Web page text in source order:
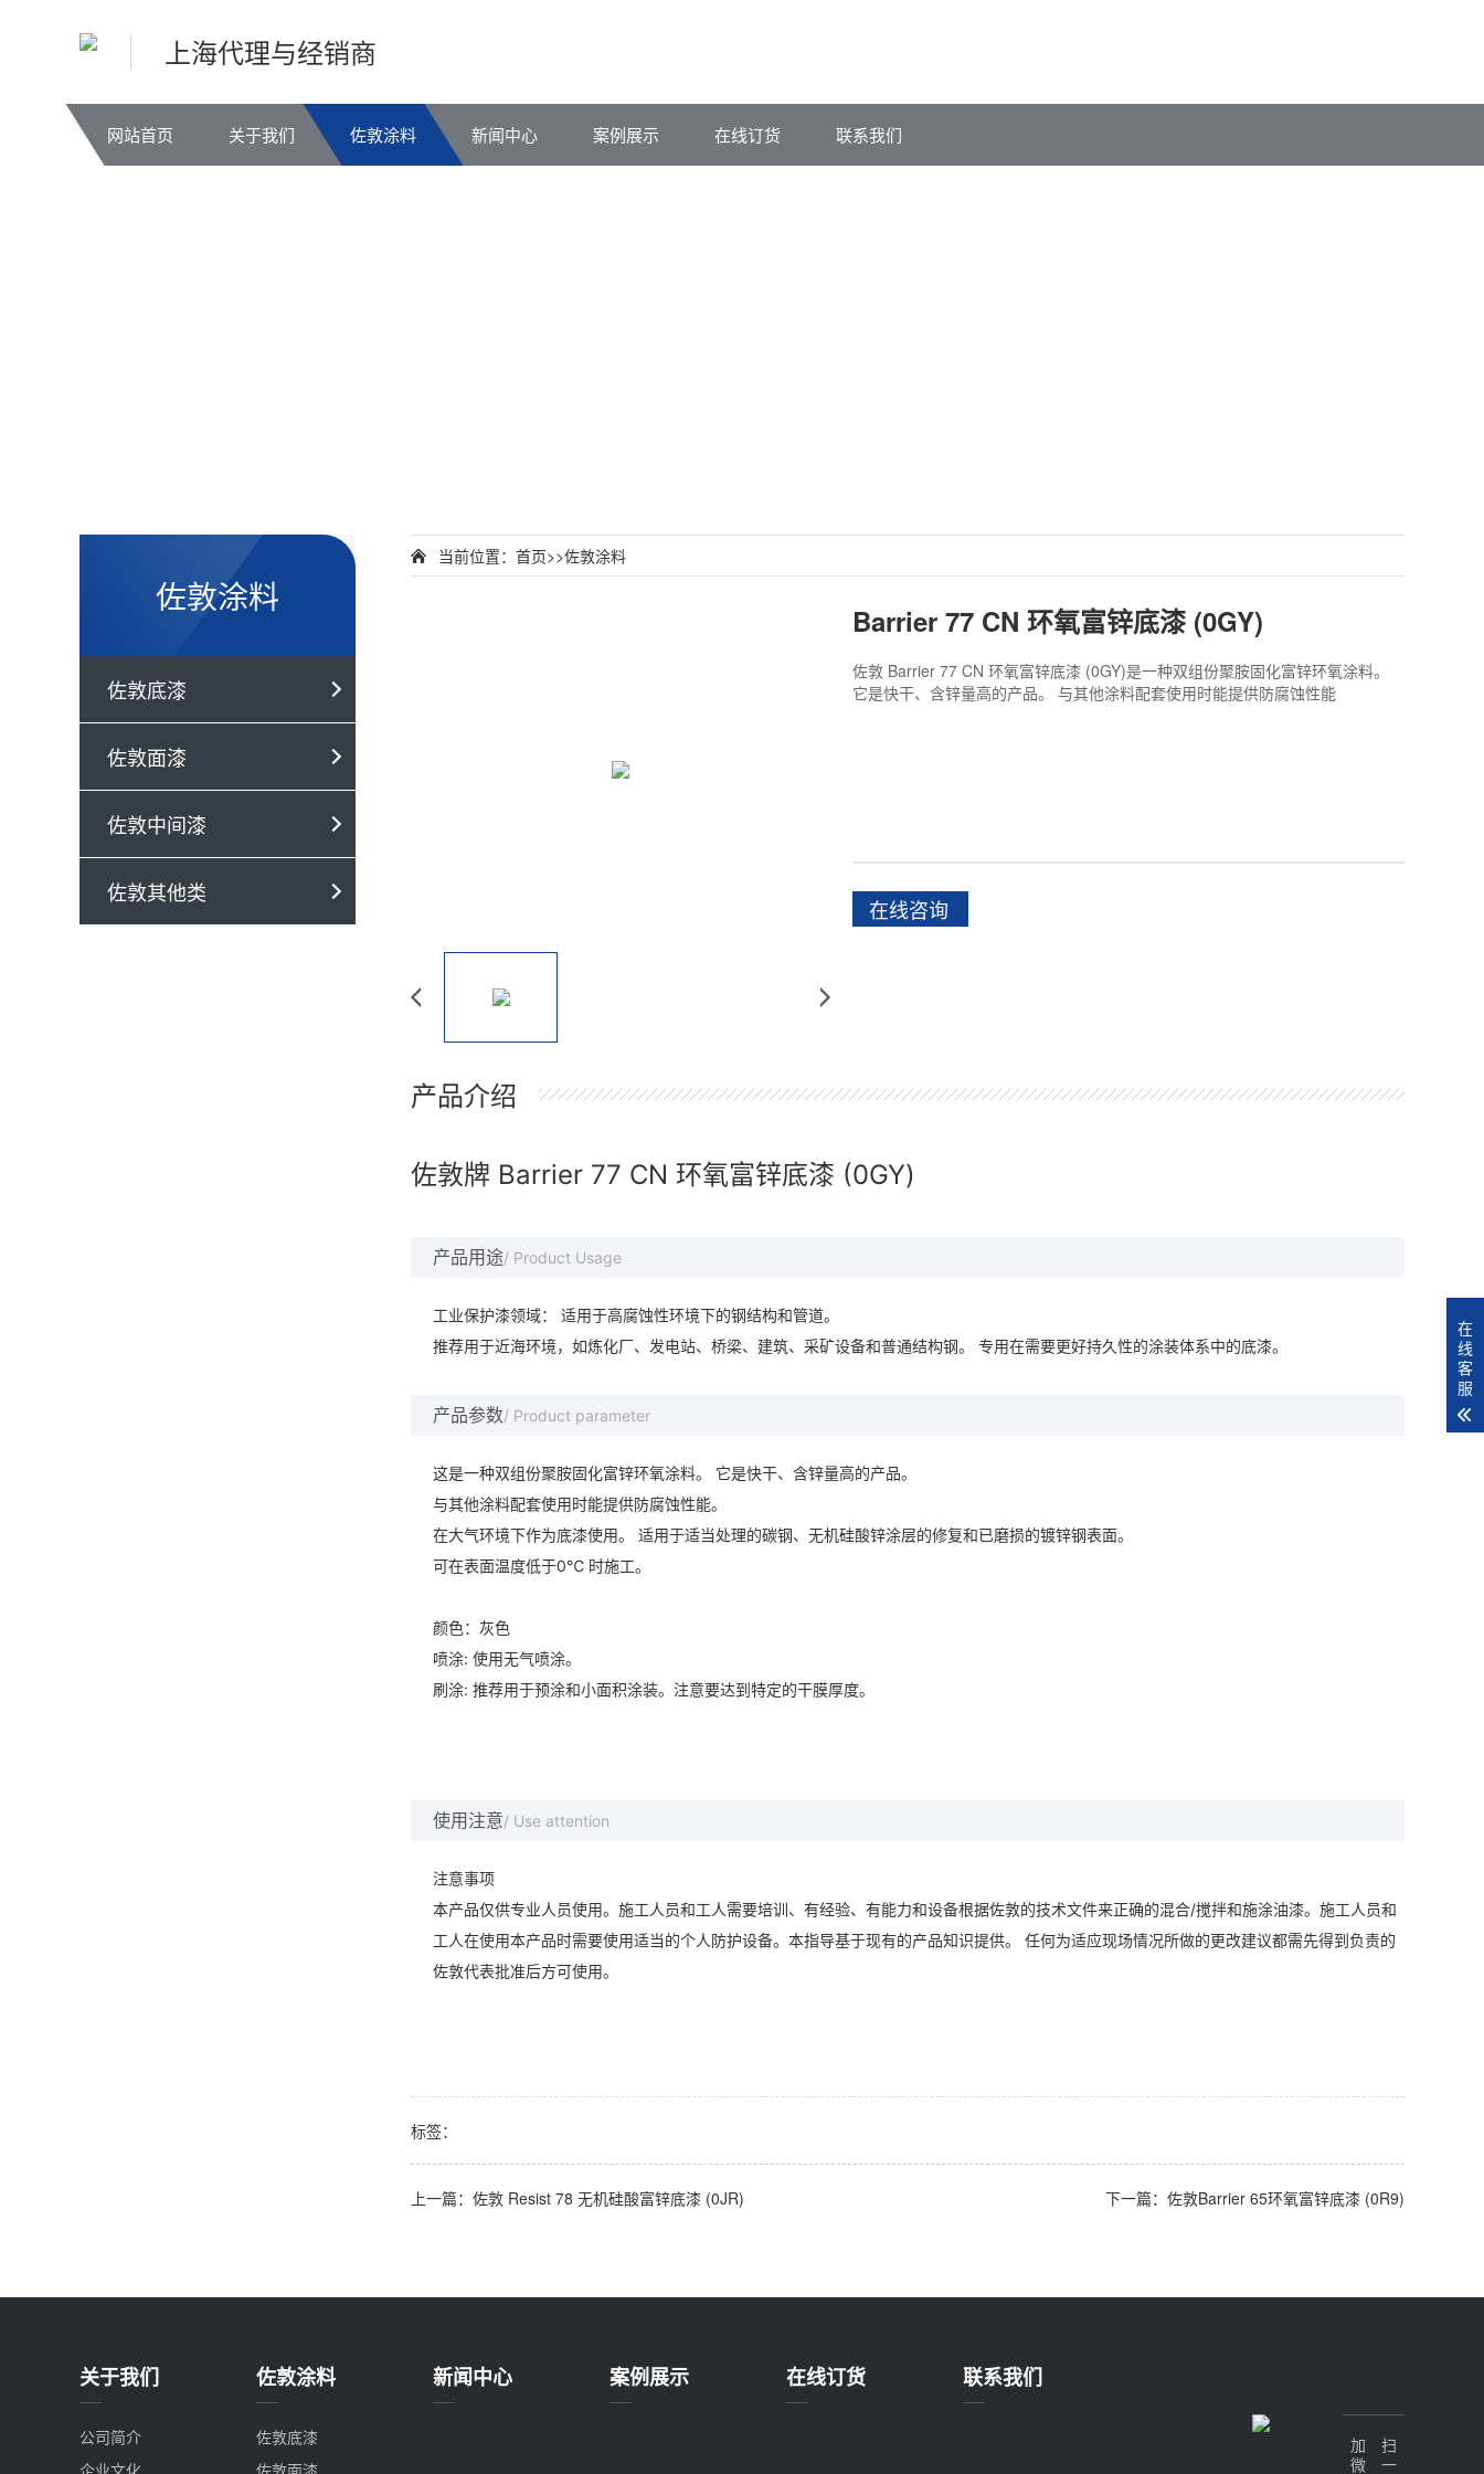
上海代理与经销商
网站首页 关于我们 佐敦涂料 新闻中心 案例展示 在线订货 联系我们
佐敦涂料
佐敦底漆
佐敦面漆
佐敦中间漆
佐敦其他类
当前位置： 首页>>佐敦涂料
Barrier 77 CN 环氧富锌底漆 (0GY)
佐敦 Barrier 77 CN 环氧富锌底漆 (0GY)是一种双组份聚胺固化富锌环氧涂料。
它是快干、含锌量高的产品。 与其他涂料配套使用时能提供防腐蚀性能
在线咨询
产品介绍
佐敦牌 Barrier 77 CN 环氧富锌底漆 (0GY)
产品用途/ Product Usage
工业保护漆领域： 适用于高腐蚀性环境下的钢结构和管道。
推荐用于近海环境，如炼化厂、发电站、桥梁、建筑、采矿设备和普通结构钢。 专用在需要更好持久性的涂装体系中的底漆。
产品参数/ Product parameter
这是一种双组份聚胺固化富锌环氧涂料。 它是快干、含锌量高的产品。
与其他涂料配套使用时能提供防腐蚀性能。
在大气环境下作为底漆使用。 适用于适当处理的碳钢、无机硅酸锌涂层的修复和已磨损的镀锌钢表面。
可在表面温度低于0℃ 时施工。
颜色：灰色
喷涂: 使用无气喷涂。
刷涂: 推荐用于预涂和小面积涂装。注意要达到特定的干膜厚度。
使用注意/ Use attention
注意事项
本产品仅供专业人员使用。施工人员和工人需要培训、有经验、有能力和设备根据佐敦的技术文件来正确的混合/搅拌和施涂油漆。施工人员和
工人在使用本产品时需要使用适当的个人防护设备。本指导基于现有的产品知识提供。 任何为适应现场情况所做的更改建议都需先得到负责的
佐敦代表批准后方可使用。
标签：
上一篇：佐敦 Resist 78 无机硅酸富锌底漆 (0JR) 下一篇：佐敦Barrier 65环氧富锌底漆 (0R9)
关于我们
公司简介
企业文化
佐敦涂料
佐敦底漆
佐敦面漆
新闻中心 案例展示 在线订货 联系我们
在
线
客
服